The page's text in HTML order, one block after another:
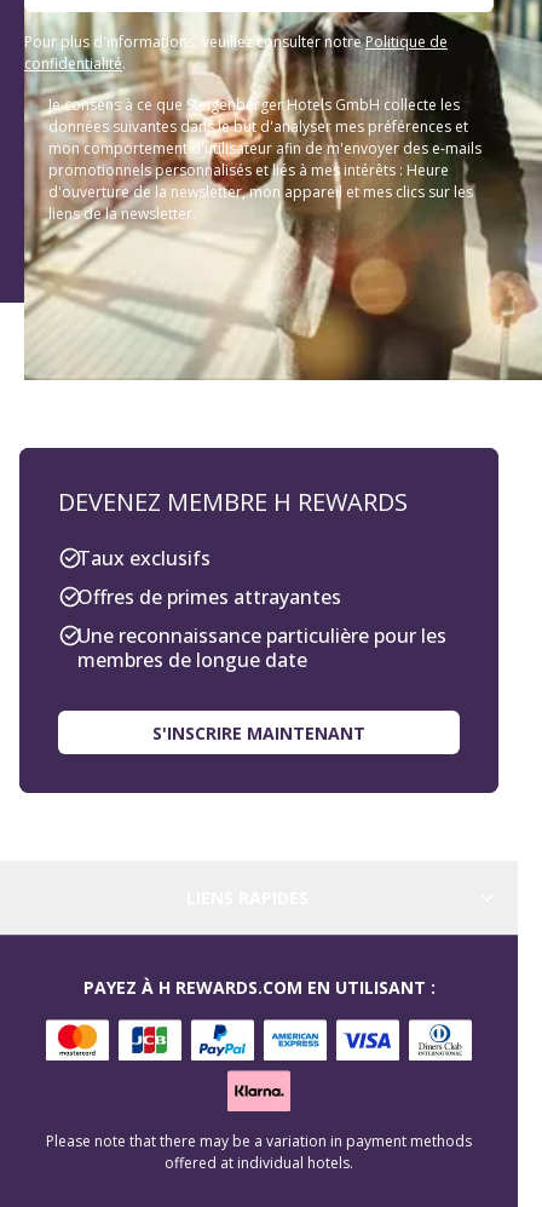
Pour plus d'informations, veuillez consulter notrePolitique de
confidentialité.
Je consens à ce que Steigenberger Hotels GmbH collecte les
données suivantes dans le but d'analyser mes préférences et
mon comportement d'utilisateur afin de m'envoyer des e-mails
promotionnels personnalisés et liés à mes intérêts : Heure
d'ouverture de la newsletter, mon appareil et mes clics sur les
liens de la newsletter.
DEVENEZ MEMBRE H REWARDS
Taux exclusifs
Offres de primes attrayantes
Une reconnaissance particulière pour les
membres de longue date
S'INSCRIRE MAINTENANT
PAYEZ À H REWARDS.COM EN UTILISANT :
Please note that there may be a variation in payment methods
offered at individual hotels.